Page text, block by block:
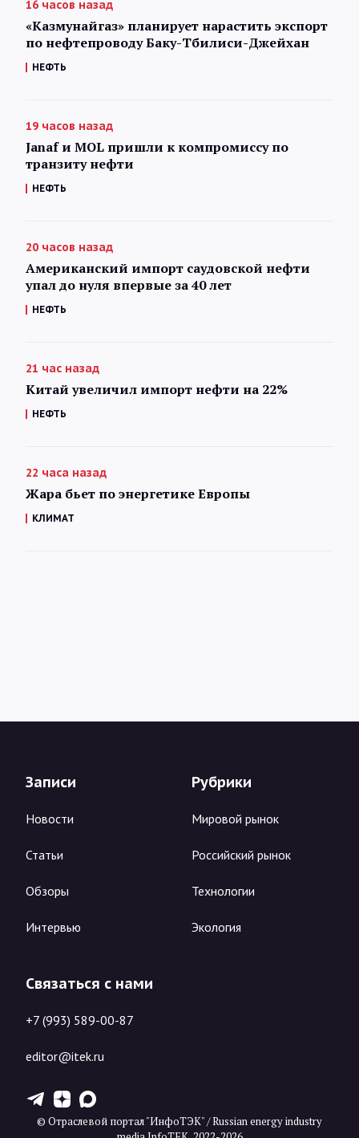
16 часов назад
«Казмунайгаз» планирует нарастить экспорт
по нефтепроводу Баку-Тбилиси-Джейхан
НЕФТЬ
19 часов назад
Janaf и MOL пришли к компромиссу по
транзиту нефти
НЕФТЬ
20 часов назад
Американский импорт саудовской нефти
упал до нуля впервые за 40 лет
НЕФТЬ
21 час назад
Китай увеличил импорт нефти на 22%
НЕФТЬ
22 часа назад
Жара бьет по энергетике Европы
КЛИМАТ
Записи
Новости
Статьи
Обзоры
Интервью
Рубрики
Мировой рынок
Российский рынок
Технологии
Экология
Связаться с нами
+7 (993) 589-00-87
editor@itek.ru
T Z X
© Отраслевой портал "ИнфоТЭК" / Russian energy industry